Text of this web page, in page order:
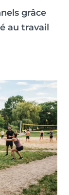
grâce
au travail